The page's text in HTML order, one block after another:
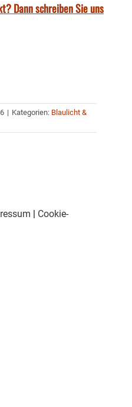
Dann schreiben Sie uns
| Kategorien: Blaulicht &
Cookie-